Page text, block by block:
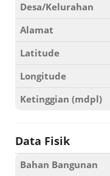
Desa/Kelurahan
Alamat
Latitude
Longitude
Ketinggian (mdpl)
Data Fisik
Bahan Bangunan